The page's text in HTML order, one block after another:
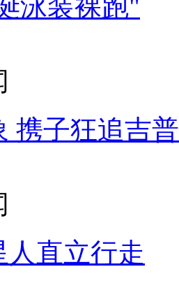
泳装裸跑"
携子狂追吉
人直立行走